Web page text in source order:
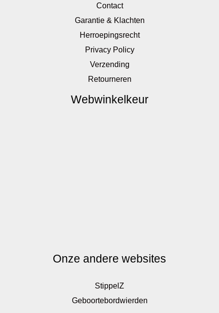
Contact
Garantie & Klachten
Herroepingsrecht
Privacy Policy
Verzending
Retourneren
Webwinkelkeur
Onze andere websites
StippelZ
Geboortebordwierden